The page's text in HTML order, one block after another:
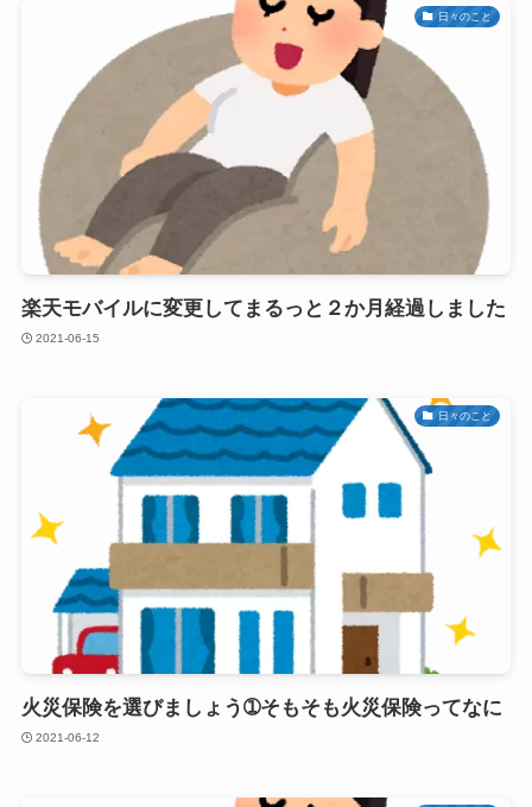
日々のこと
楽天モバイルに変更してまるっと２か月経過しました
2021-06-15
日々のこと
火災保険を選びましょう➀そもそも火災保険ってなに
2021-06-12